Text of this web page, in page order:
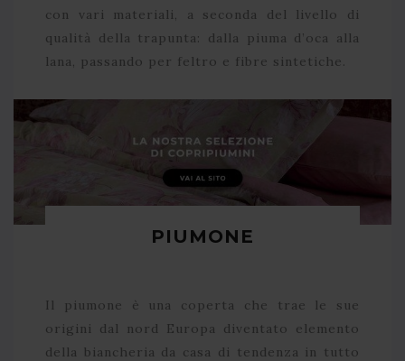
con vari materiali, a seconda del livello di
qualità della trapunta: dalla piuma d’oca alla
lana, passando per feltro e fibre sintetiche.
PIUMONE
Il piumone è una coperta che trae le sue
origini dal nord Europa diventato elemento
della biancheria da casa di tendenza in tutto